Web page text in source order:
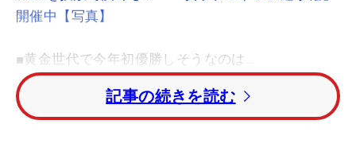
開催中【写真】
■黄金世代で今年初優勝しそうなのは…
−去年は39試合中12試合で優勝。年々勢いを増す黄
金世代ですが、今年はどう見ますか？
記事の続きを読む